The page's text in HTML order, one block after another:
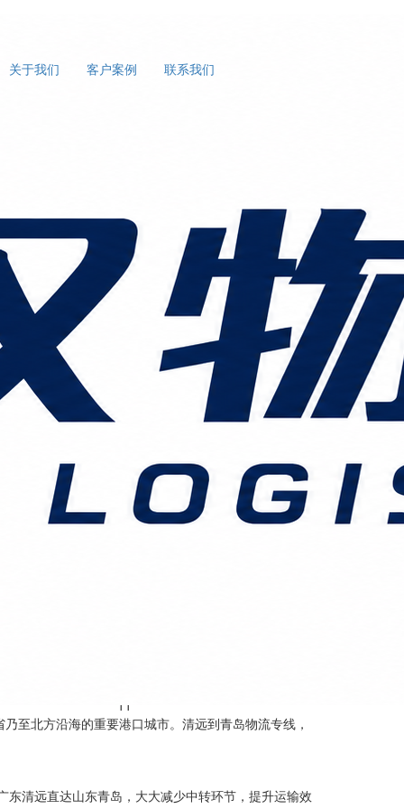
关于我们 客户案例 联系我们
11
至北方沿海的重要港口城市。清远到青岛物流专线，
清远直达山东青岛，大大减少中转环节，提升运输效